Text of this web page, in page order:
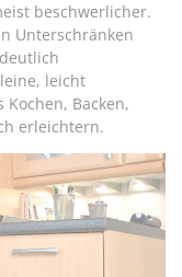
beschwerlicher.
Unterschränken
leicht
Backen,
erleichtern.